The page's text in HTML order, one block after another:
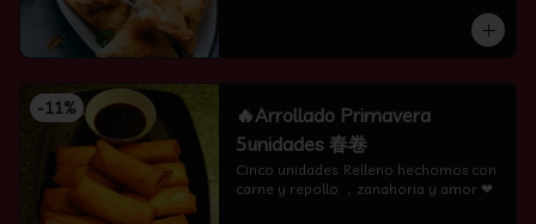
-11%
🔥Arrollado Primavera
5unidades 春卷
Cinco unidades. Relleno hechomos con
carne y repollo ，zanahoria y amor ❤